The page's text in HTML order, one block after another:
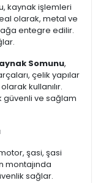
kaynak işlemleri
olarak, metal ve
entegre edilir.
Somunu,
çelik yapılar
kullanılır.
güvenli ve sağlam
şasi, şasi
montajında
sağlar.